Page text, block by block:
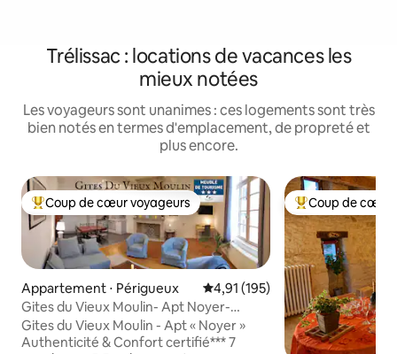
Trélissac : locations de vacances les
mieux notées
Les voyageurs sont unanimes : ces logements sont très
bien notés en termes d'emplacement, de propreté et
plus encore.
Coups de cœur voyageurs les plus appréciés
Coup de cœur voyageurs
Appartement ⋅ Périgueux Évaluation moyenne sur la
4,91 (195)
Gites du Vieux Moulin- Apt Noyer-
Cathédrale-
Gites du Vieux Moulin - Apt « Noyer »
Authenticité & Confort certifié*** 7
Coups de cœur
Coup de cœur